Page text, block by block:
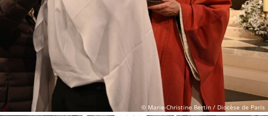
© Marie-Christine Bertin / Diocèse de Paris